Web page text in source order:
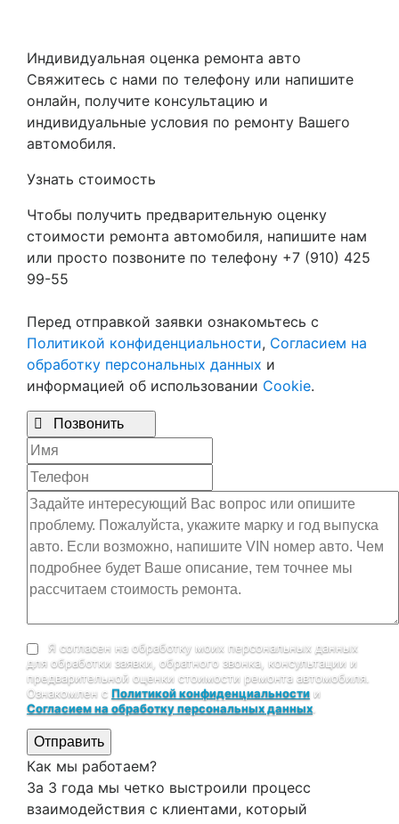
Индивидуальная оценка ремонта авто
Свяжитесь с нами по телефону или напишите
онлайн, получите консультацию и
индивидуальные условия по ремонту Вашего
автомобиля.
Узнать стоимость
Чтобы получить предварительную оценку
стоимости ремонта автомобиля, напишите нам
или просто позвоните по телефону +7 (910) 425
99-55
Перед отправкой заявки ознакомьтесь с
Политикой конфиденциальности, Согласием на
обработку персональных данных и
информацией об использовании Cookie.
 Позвонить
Я согласен на обработку моих персональных данных
для обработки заявки, обратного звонка, консультации и
предварительной оценки стоимости ремонта автомобиля.
Ознакомлен с Политикой конфиденциальности и
Согласием на обработку персональных данных
Отправить
Как мы работаем?
За 3 года мы четко выстроили процесс
взаимодействия с клиентами, который